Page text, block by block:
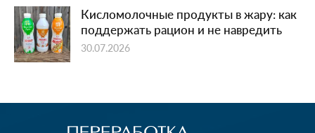
Кисломолочные продукты в жару: как
поддержать рацион и не навредить
30.07.2026